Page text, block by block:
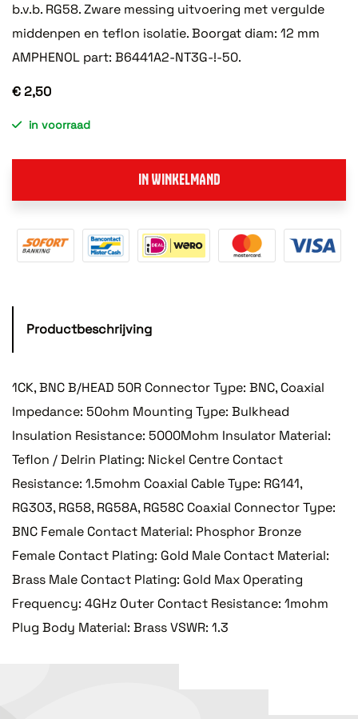
b.v.b. RG58. Zware messing uitvoering met vergulde
middenpen en teflon isolatie. Boorgat diam: 12 mm
AMPHENOL part: B6441A2-NT3G-!-50.
€ 2,50
in voorraad
IN WINKELMAND
Productbeschrijving
1CK, BNC B/HEAD 50R Connector Type: BNC, Coaxial
Impedance: 50ohm Mounting Type: Bulkhead
Insulation Resistance: 5000Mohm Insulator Material:
Teflon / Delrin Plating: Nickel Centre Contact
Resistance: 1.5mohm Coaxial Cable Type: RG141,
RG303, RG58, RG58A, RG58C Coaxial Connector Type:
BNC Female Contact Material: Phosphor Bronze
Female Contact Plating: Gold Male Contact Material:
Brass Male Contact Plating: Gold Max Operating
Frequency: 4GHz Outer Contact Resistance: 1mohm
Plug Body Material: Brass VSWR: 1.3